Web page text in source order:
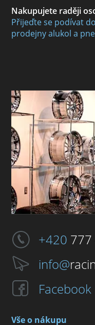
Nakupujete raději
Přijeďte se podívat
prodejny alukol a
+420
info@
Facebook
Vše o nákupu